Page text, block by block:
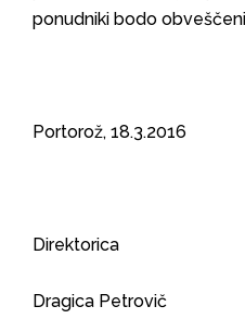
ponudniki bodo
Portorož, 18.3.2016
Direktorica
Dragica Petrovič